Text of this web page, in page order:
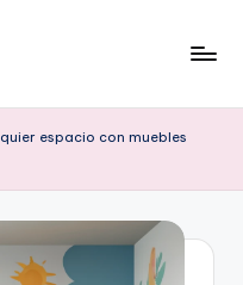
espacio con muebles